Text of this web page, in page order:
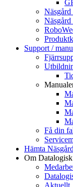
Support /
Få din
Hämta
Om Datalogisk
Aktuellt